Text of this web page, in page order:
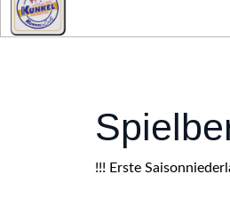
!!! Erste